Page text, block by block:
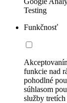
Testing
Funkčnosť
funkcie nad
pohodlné
súhlasom
služby tretích